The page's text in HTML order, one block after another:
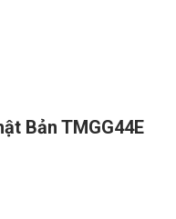
Bản TMGG44E